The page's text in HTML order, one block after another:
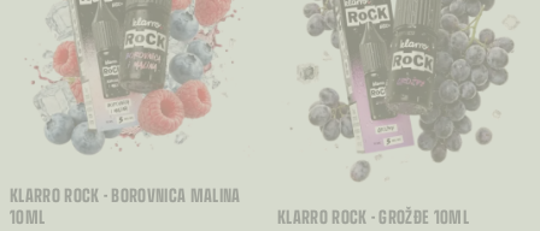
KLARRO ROCK - BOROVNICA MALINA
10ML KLARRO ROCK - GROŽĐE 10ML